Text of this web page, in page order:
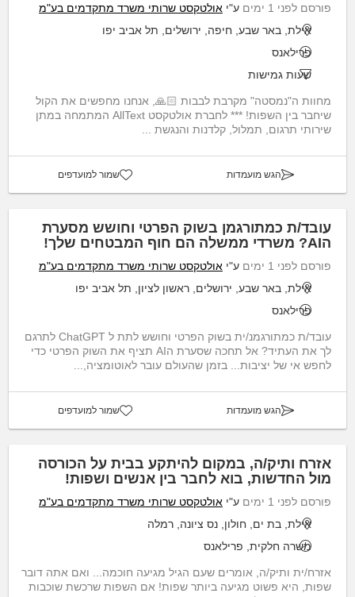
פורסם לפני 1 ימים ע"י אולטקסט שרותי משרד מתקדמים בע"מ
אילת, באר שבע, חיפה, ירושלים, תל אביב יפו
פרילאנס
שעות גמישות
מחוות ה"נמסטה" מקרבת לבבות 🙏🏻, אנחנו מחפשים את הקול
שיחבר בין השפות! *** לחברת אולטקסט AllText המתמחה במתן
שירותי תרגום, תמלול, קלדנות והנגשת ...
הגש מועמדות שמור למועדפים
עובד/ת כמתורגמן בשוק הפרטי וחושש מסערת
הAI? משרדי ממשלה הם חוף המבטחים שלך!
פורסם לפני 1 ימים ע"י אולטקסט שרותי משרד מתקדמים בע"מ
אילת, באר שבע, ירושלים, ראשון לציון, תל אביב יפו
פרילאנס
עובד/ת כמתורגמנ/ית בשוק הפרטי וחושש לתת ל ChatGPT לתרגם
לך את העתיד? אל תחכה שסערת הAI תציף את השוק הפרטי כדי
לחפש אי של יציבות... בזמן שהעולם עובר לאוטומציה,...
הגש מועמדות שמור למועדפים
אזרח ותיק/ה, במקום להיתקע בבית על הכורסה
מול החדשות, בוא לחבר בין אנשים ושפות!
פורסם לפני 1 ימים ע"י אולטקסט שרותי משרד מתקדמים בע"מ
אילת, בת ים, חולון, נס ציונה, רמלה
משרה חלקית, פרילאנס
אזרח/ית ותיק/ה, אומרים שעם הגיל מגיעה חוכמה... ואם אתה דובר
שפות, היא פשוט מגיעה ביותר שפות! אם השפות שרכשת שוכבות